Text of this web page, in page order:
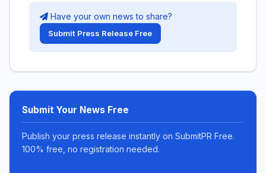
Have your own news to share?
Submit Press Release Free
Submit Your News Free
Publish your press release instantly on SubmitPR Free.
100% free, no registration needed.